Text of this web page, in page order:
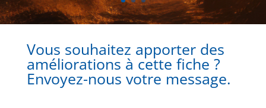
Vous souhaitez apporter des
améliorations à cette fiche ?
Envoyez-nous votre message.